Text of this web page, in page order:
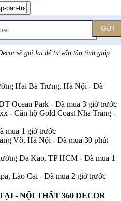
GỬI
sẽ gọi lại để tư vấn tận tình giúp
Hai Bà Trưng, Hà Nội - Đã
Ocean Park - Đã mua 3 giờ trước
- Căn hộ Gold Coast Nha Trang -
mua 1 giờ trước
Võ, Hà Nội - Đã mua 30 phút
Đa Kao, TP HCM - Đã mua 1
Lào Cai - Đã mua 2 giờ trước
- NỘI THẤT 360 DECOR